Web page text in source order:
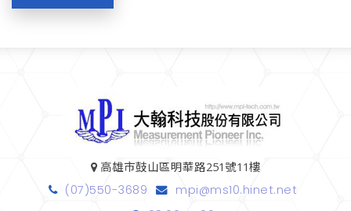
高雄市鼓山區明華路251號11樓
(07)550-3689
mpi@ms10.hinet.net